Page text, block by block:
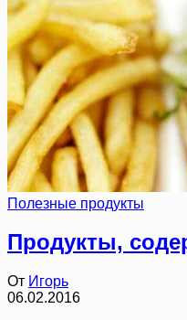
Полезные продукты
Продукты,
От Игорь
06.02.2016